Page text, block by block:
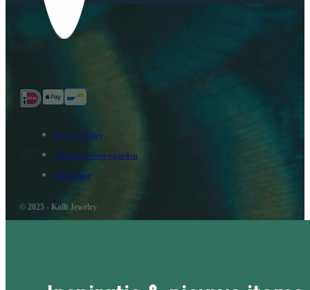
Privacy Policy
Algemene voorwaarden
Disclaimer
© 2025 - Kalli Jewelry